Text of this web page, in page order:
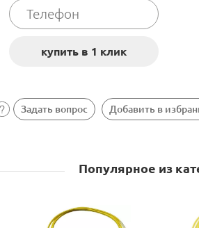
Задать вопрос Добавить в
Популярное из